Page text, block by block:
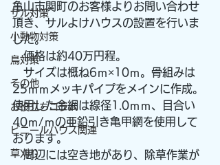
サル対策
小動物対策
鳥対策
その他
お役立ちコラム
ビニールハウス関連
草刈り
亀山市関町のお客様よりお問い合わせ
頂き、サルよけハウスの設置を行いま
した。
価格は約40万円程。
サイズは概ね6ｍ×10ｍ。骨組みは
25ｍｍメッキパイプをメインに作成。
使用した金網は線径1.0ｍｍ、目合い
40ｍ/ｍの亜鉛引き亀甲網を使用して
おります。
周辺には空き地があり、除草作業が